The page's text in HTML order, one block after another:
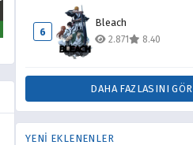
6
Bleach
2.871 8.40
DAHA FAZLASINI GÖR
YENİ EKLENENLER